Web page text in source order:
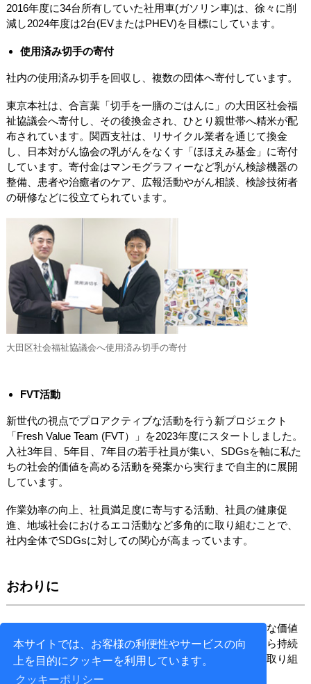
本サイトでは、お客様の利便性やサービスの向
上を目的にクッキーを利用しています。
クッキーポリシー
2016年度に34台所有していた社用車(ガソリン車)は、徐々に削
減し2024年度は2台(EVまたはPHEV)を目標にしています。
使用済み切手の寄付
社内の使用済み切手を回収し、複数の団体へ寄付しています。
東京本社は、合言葉「切手を一膳のごはんに」の大田区社会福
祉協議会へ寄付し、その後換金され、ひとり親世帯へ精米が配
布されています。関西支社は、リサイクル業者を通じて換金
し、日本対がん協会の乳がんをなくす「ほほえみ基金」に寄付
しています。寄付金はマンモグラフィーなど乳がん検診機器の
整備、患者や治癒者のケア、広報活動やがん相談、検診技術者
の研修などに役立てられています。
大田区社会福祉協議会へ使用済み切手の寄付
FVT活動
新世代の視点でプロアクティブな活動を行う新プロジェクト
「Fresh Value Team (FVT）」を2023年度にスタートしました。
入社3年目、5年目、7年目の若手社員が集い、SDGsを軸に私た
ちの社会的価値を高める活動を発案から実行まで自主的に展開
しています。
作業効率の向上、社員満足度に寄与する活動、社員の健康促
進、地域社会におけるエコ活動など多角的に取り組むことで、
社内全体でSDGsに対しての関心が高まっています。
おわりに
私たちの事業を通して、今後も製造業のお客さまに新たな価値
をご提供すると共に、環境、社会、経済の三つの観点から持続
可能な事業成長を目指し、環境問題や社会問題の解決に取り組
みます。